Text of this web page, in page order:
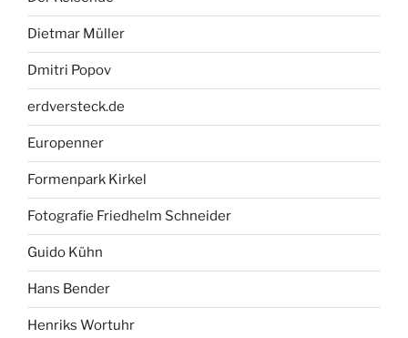
Dietmar Müller
Dmitri Popov
erdversteck.de
Europenner
Formenpark Kirkel
Fotografie Friedhelm Schneider
Guido Kühn
Hans Bender
Henriks Wortuhr